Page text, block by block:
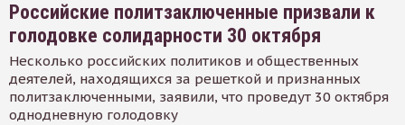
Российские политзаключенные призвали к
голодовке солидарности 30 октября
Несколько российских политиков и общественных
деятелей, находящихся за решеткой и признанных
политзаключенными, заявили, что проведут 30 октября
однодневную голодовку